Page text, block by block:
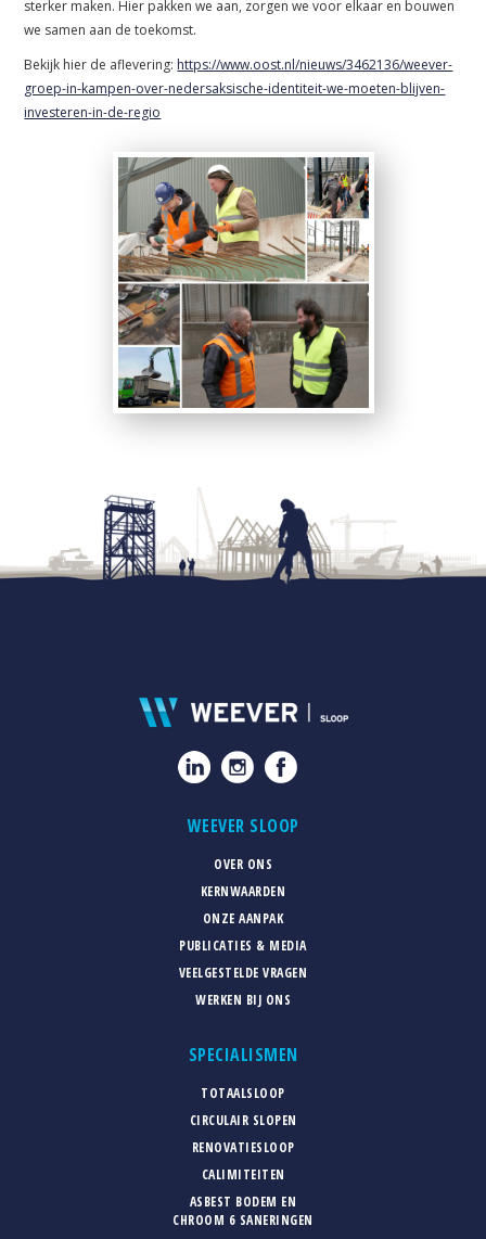
sterker maken. Hier pakken we aan, zorgen we voor elkaar en bouwen
we samen aan de toekomst.
Bekijk hier de aflevering: https://www.oost.nl/nieuws/3462136/weever-
groep-in-kampen-over-nedersaksische-identiteit-we-moeten-blijven-
investeren-in-de-regio
WEEVER SLOOP
OVER ONS
KERNWAARDEN
ONZE AANPAK
PUBLICATIES & MEDIA
VEELGESTELDE VRAGEN
WERKEN BIJ ONS
SPECIALISMEN
TOTAALSLOOP
CIRCULAIR SLOPEN
RENOVATIESLOOP
CALIMITEITEN
ASBEST BODEM EN
CHROOM 6 SANERINGEN